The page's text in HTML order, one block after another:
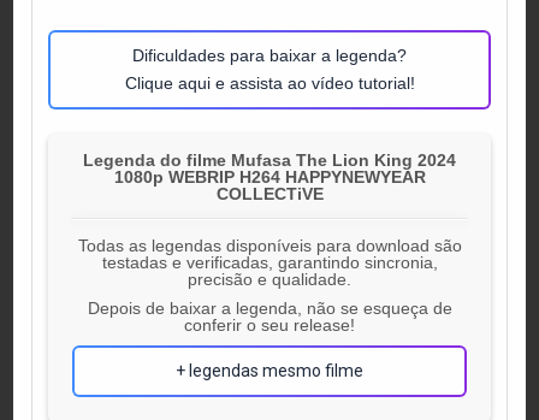
Dificuldades para baixar a legenda?
Clique aqui e assista ao vídeo tutorial!
Legenda do filme Mufasa The Lion King 2024
1080p WEBRIP H264 HAPPYNEWYEAR
COLLECTiVE
Todas as legendas disponíveis para download são
testadas e verificadas, garantindo sincronia,
precisão e qualidade.
Depois de baixar a legenda, não se esqueça de
conferir o seu release!
+ legendas mesmo filme